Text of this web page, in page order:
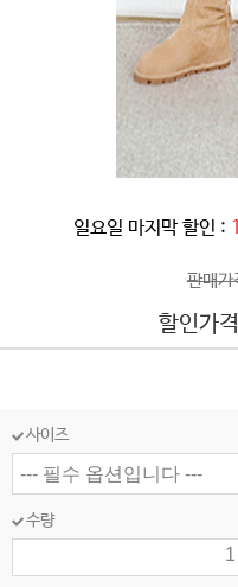
일요일 마지막 할인 :
판매
할인가
사이즈
수량